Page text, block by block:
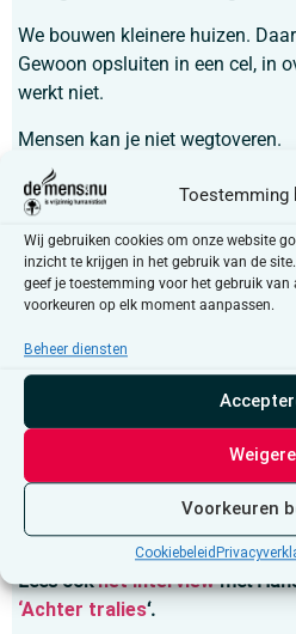
Toestemming
Wij gebruiken cookies om onze website
inzicht te krijgen in het gebruik van de
geef je toestemming voor het gebruik van
voorkeuren op elk moment aanpassen.
Beheer diensten
Voorkeuren
Cookiebeleid
We bouwen kleinere huizen.
Gewoon opsluiten in een cel, in
werkt niet.
Mensen kan je niet wegtoveren.
Dat hebben we geleerd. Luister
Differentieer.
Doe het op mensenmaat, niet in
detentiehuizen.
Oordeel niet te snel. Luister. Heb
Er is nooit een laatste. Na het
na lange tijd een nieuwe kans.
is een Belgisch
voor detentiehervorming en
kunstenaar en dichter. Hij is ook
Verklaring van 30 november.
Lees ookhet interviewmet
‘Achter tralies‘.